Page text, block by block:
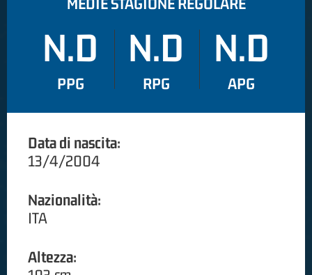
MEDIE STAGIONE REGOLARE
N.D
PPG
N.D
RPG
N.D
APG
Data di nascita:
13/4/2004
Nazionalità:
ITA
Altezza: